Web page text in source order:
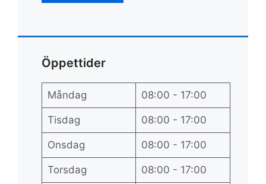
Öppettider
Måndag 08:00 - 17:00
Tisdag 08:00 - 17:00
Onsdag 08:00 - 17:00
Torsdag 08:00 - 17:00